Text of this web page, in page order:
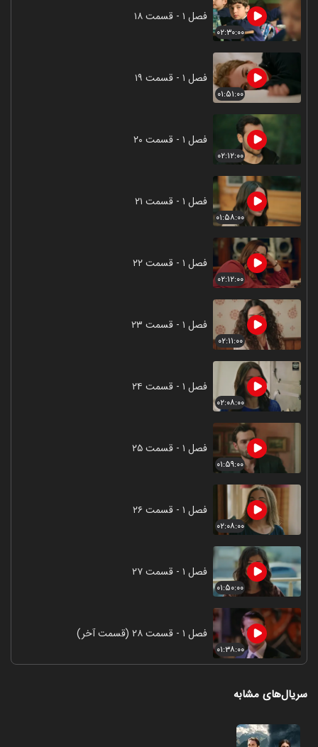
۰۲:۳۰:۰۰
فصل ۱ - قسمت ۱۸
۰۱:۵۱:۰۰
فصل ۱ - قسمت ۱۹
۰۲:۱۲:۰۰
فصل ۱ - قسمت ۲۰
۰۱:۵۸:۰۰
فصل ۱ - قسمت ۲۱
۰۲:۱۲:۰۰
فصل ۱ - قسمت ۲۲
۰۲:۱۱:۰۰
فصل ۱ - قسمت ۲۳
۰۲:۰۸:۰۰
فصل ۱ - قسمت ۲۴
۰۱:۵۹:۰۰
فصل ۱ - قسمت ۲۵
۰۲:۰۸:۰۰
فصل ۱ - قسمت ۲۶
۰۱:۵۰:۰۰
فصل ۱ - قسمت ۲۷
۰۱:۳۸:۰۰
فصل ۱ - قسمت ۲۸ (قسمت آخر)
سریال‌های مشابه